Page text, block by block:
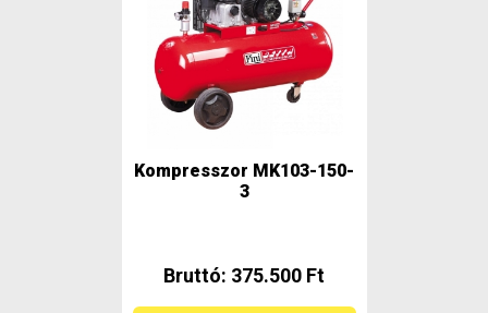
Kompresszor MK103-150-
3
Bruttó: 375.500 Ft